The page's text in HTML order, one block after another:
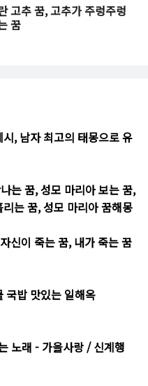
고추 꿈, 고추가 주렁주렁
꿈
, 남자 최고의 태몽으로 유
는 꿈, 성모 마리아 보는 꿈,
는 꿈, 성모 마리아 꿈해몽
신이 죽는 꿈, 내가 죽는 꿈
국밥 맛있는 일해옥
노래 - 가을사랑 / 신계행